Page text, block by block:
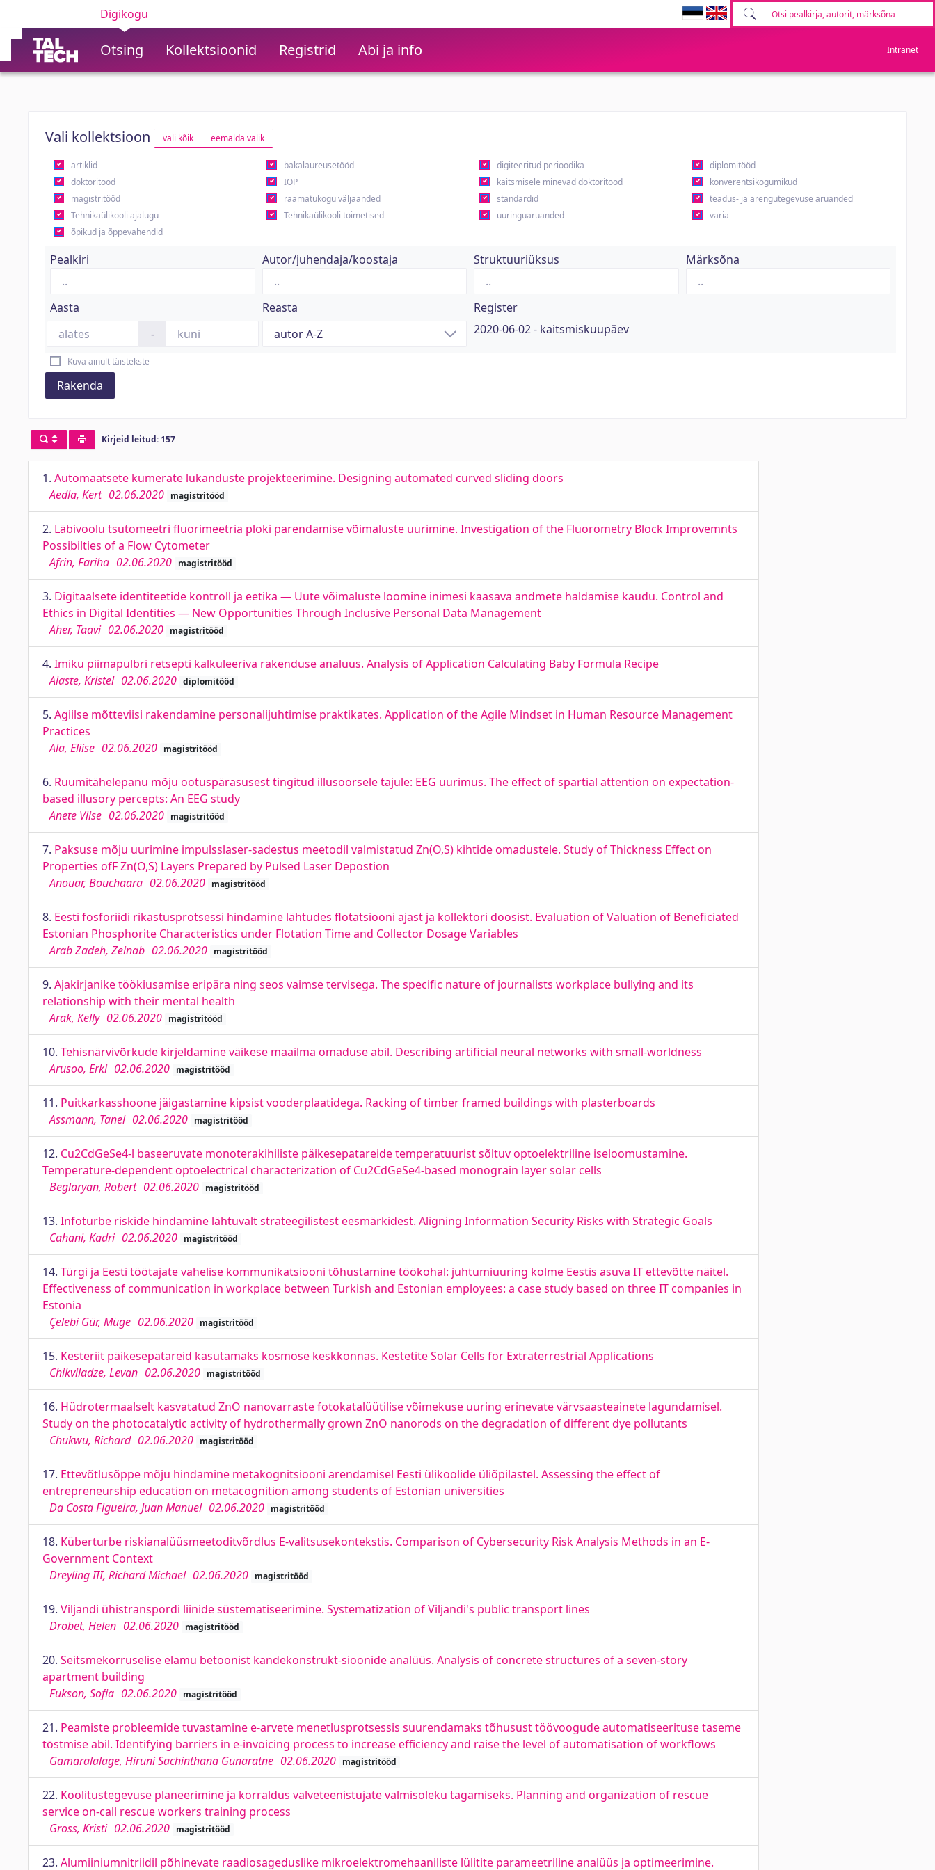
Digikogu
Otsing Kollektsioonid Registrid Abi ja info Intranet
Vali kollektsioon vali kõik eemalda valik
artiklid bakalaureusetööd digiteeritud perioodika
diplomitööd
doktoritööd
IOP kaitsmisele minevad doktoritööd
konverentsikogumikud
magistritööd
raamatukogu väljaanded standardid
teadus- ja arengutegevuse aruanded
Tehnikaülikooli ajalugu
Tehnikaülikooli toimetised uuringuaruanded
varia
õpikud ja õppevahendid
Pealkiri Autor/juhendaja/koostaja Struktuuriüksus Märksõna
Aasta
-
Reasta
Register
2020-06-02 - kaitsmiskuupäev
Kuva ainult täistekste
Rakenda
Kirjeid leitud: 157
1. Automaatsete kumerate lükanduste projekteerimine. Designing automated curved sliding doors
Aedla, Kert 02.06.2020 magistritööd
2. Läbivoolu tsütomeetri fluorimeetria ploki parendamise võimaluste uurimine. Investigation of the Fluorometry Block Improvemnts
Possibilties of a Flow Cytometer
Afrin, Fariha 02.06.2020 magistritööd
3. Digitaalsete identiteetide kontroll ja eetika — Uute võimaluste loomine inimesi kaasava andmete haldamise kaudu. Control and
Ethics in Digital Identities — New Opportunities Through Inclusive Personal Data Management
Aher, Taavi 02.06.2020 magistritööd
4. Imiku piimapulbri retsepti kalkuleeriva rakenduse analüüs. Analysis of Application Calculating Baby Formula Recipe
Aiaste, Kristel 02.06.2020 diplomitööd
5. Agiilse mõtteviisi rakendamine personalijuhtimise praktikates. Application of the Agile Mindset in Human Resource Management
Practices
Ala, Eliise 02.06.2020 magistritööd
6. Ruumitähelepanu mõju ootuspärasusest tingitud illusoorsele tajule: EEG uurimus. The effect of spartial attention on expectation-
based illusory percepts: An EEG study
Anete Viise 02.06.2020 magistritööd
7. Paksuse mõju uurimine impulsslaser-sadestus meetodil valmistatud Zn(O,S) kihtide omadustele. Study of Thickness Effect on
Properties ofF Zn(O,S) Layers Prepared by Pulsed Laser Depostion
Anouar, Bouchaara 02.06.2020 magistritööd
8. Eesti fosforiidi rikastusprotsessi hindamine lähtudes flotatsiooni ajast ja kollektori doosist. Evaluation of Valuation of Beneficiated
Estonian Phosphorite Characteristics under Flotation Time and Collector Dosage Variables
Arab Zadeh, Zeinab 02.06.2020 magistritööd
9. Ajakirjanike töökiusamise eripära ning seos vaimse tervisega. The specific nature of journalists workplace bullying and its
relationship with their mental health
Arak, Kelly 02.06.2020 magistritööd
10. Tehisnärvivõrkude kirjeldamine väikese maailma omaduse abil. Describing artificial neural networks with small-worldness
Arusoo, Erki 02.06.2020 magistritööd
11. Puitkarkasshoone jäigastamine kipsist vooderplaatidega. Racking of timber framed buildings with plasterboards
Assmann, Tanel 02.06.2020 magistritööd
12. Cu2CdGeSe4-l baseeruvate monoterakihiliste päikesepatareide temperatuurist sõltuv optoelektriline iseloomustamine.
Temperature-dependent optoelectrical characterization of Cu2CdGeSe4-based monograin layer solar cells
Beglaryan, Robert 02.06.2020 magistritööd
13. Infoturbe riskide hindamine lähtuvalt strateegilistest eesmärkidest. Aligning Information Security Risks with Strategic Goals
Cahani, Kadri 02.06.2020 magistritööd
14. Türgi ja Eesti töötajate vahelise kommunikatsiooni tõhustamine töökohal: juhtumiuuring kolme Eestis asuva IT ettevõtte näitel.
Effectiveness of communication in workplace between Turkish and Estonian employees: a case study based on three IT companies in
Estonia
Çelebi Gür, Müge 02.06.2020 magistritööd
15. Kesteriit päikesepatareid kasutamaks kosmose keskkonnas. Kestetite Solar Cells for Extraterrestrial Applications
Chikviladze, Levan 02.06.2020 magistritööd
16. Hüdrotermaalselt kasvatatud ZnO nanovarraste fotokatalüütilise võimekuse uuring erinevate värvsaasteainete lagundamisel.
Study on the photocatalytic activity of hydrothermally grown ZnO nanorods on the degradation of different dye pollutants
Chukwu, Richard 02.06.2020 magistritööd
17. Ettevõtlusõppe mõju hindamine metakognitsiooni arendamisel Eesti ülikoolide üliõpilastel. Assessing the effect of
entrepreneurship education on metacognition among students of Estonian universities
Da Costa Figueira, Juan Manuel 02.06.2020 magistritööd
18. Küberturbe riskianalüüsmeetoditvõrdlus E-valitsusekontekstis. Comparison of Cybersecurity Risk Analysis Methods in an E-
Government Context
Dreyling III, Richard Michael 02.06.2020 magistritööd
19. Viljandi ühistranspordi liinide süstematiseerimine. Systematization of Viljandi's public transport lines
Drobet, Helen 02.06.2020 magistritööd
20. Seitsmekorruselise elamu betoonist kandekonstrukt-sioonide analüüs. Analysis of concrete structures of a seven-story
apartment building
Fukson, Sofia 02.06.2020 magistritööd
21. Peamiste probleemide tuvastamine e-arvete menetlusprotsessis suurendamaks tõhusust töövoogude automatiseerituse taseme
tōstmise abil. Identifying barriers in e-invoicing process to increase efficiency and raise the level of automatisation of workflows
Gamaralalage, Hiruni Sachinthana Gunaratne 02.06.2020 magistritööd
22. Koolitustegevuse planeerimine ja korraldus valveteenistujate valmisoleku tagamiseks. Planning and organization of rescue
service on-call rescue workers training process
Gross, Kristi 02.06.2020 magistritööd
23. Alumiiniumnitriidil põhinevate raadiosageduslike mikroelektromehaaniliste lülitite parameetriline analüüs ja optimeerimine.